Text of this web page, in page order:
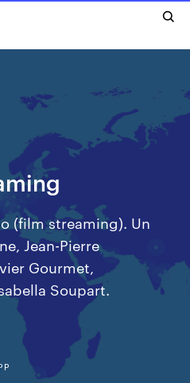
(film streaming). Un
Jean-Pierre
Gourmet,
Soupart.